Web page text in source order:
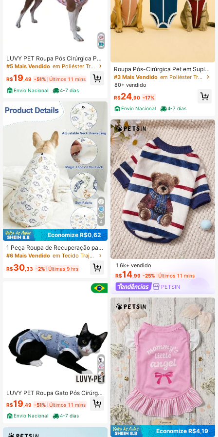
LUVY PET Roupa Pós Cirúrgica Par
a Cachorro - Cirurgia de Pet - Com
#5 Mais Vendido em Poliéster Trajes de recuperação para animais de
R$19 ,49 -51% Últimos 11 mins
Envio Nacional
4-7 dias
4
Economize R$0,62
1 Peça Roupa de Recuperação para
Cães Castrados/Esterilizados, Roup
a de Recuperação Respirável para
Cães Fêmeas/Machos Após Cirurgi
#6 Mais Vendido em Tecido Trajes de recuperação para animais de es
R$30 ,33 -2% Últimas 9 hrs
4
LUVY PET Roupa Gato Pós Cirúrgic
a Castração - Unissex - Estampada
R$19 ,49 -51% Últimos 11 mins
Envio Nacional
4-7 dias
Roupa Pós-Cirúrgica Pet em Suplex
– Macacão Para Castração De Cãe
s e Gatos (Tam. 1 ao 16)
#3 Mais Vendido
em Poliéster Trajes de recuperação para animais de
80+ vendido
R$24 ,90 -17%
Envio Nacional
4-7 dias
1,6k+ vendido
R$14,99 -25% Últimos 11 mins
PETSIN
Economize R$4,19